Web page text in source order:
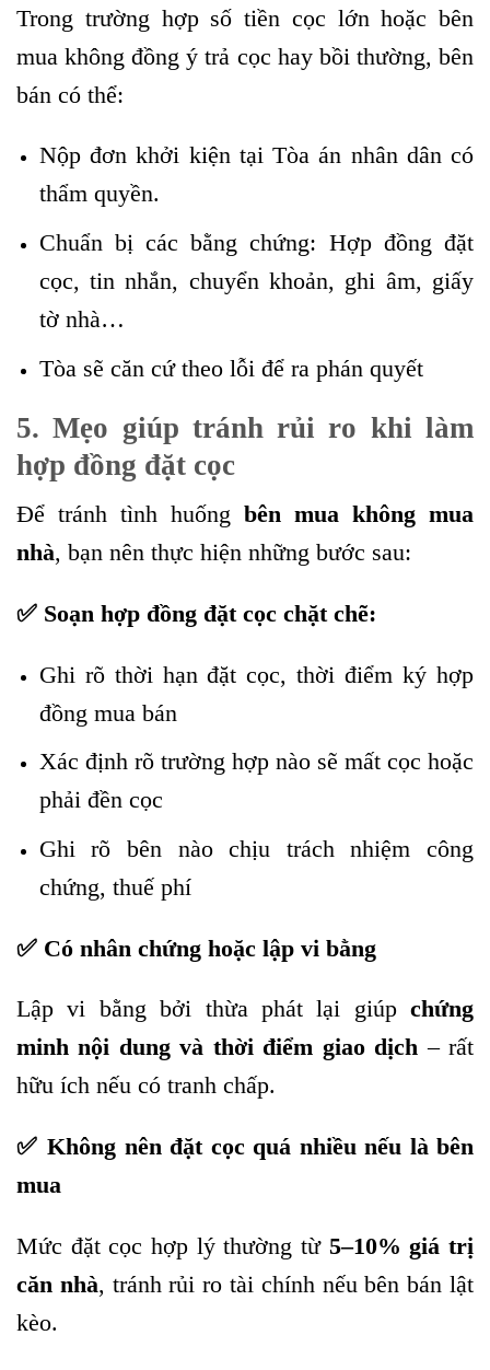
Trong trường hợp số tiền cọc lớn hoặc bên
mua không đồng ý trả cọc hay bồi thường, bên
bán có thể:
Nộpđơn khởi kiện tại Tòa án nhân dân có
thẩm quyền.
Chuẩn bị các bằng chứng: Hợp đồng đặt
cọc, tin nhắn, chuyển khoản, ghi âm, giấy
tờ nhà…
Tòa sẽ căn cứ theo lỗi để ra phán quyết
5. Mẹo giúp tránh rủi ro khi làm
hợp đồng đặt cọc
Để tránh tình huống bên mua không mua
nhà, bạn nên thực hiện những bước sau:
✅ Soạn hợp đồng đặt cọc chặt chẽ:
Ghi rõ thời hạn đặt cọc, thời điểm ký hợp
đồng mua bán
Xác định rõ trường hợp nào sẽ mất cọc hoặc
phải đền cọc
Ghi rõ bên nào chịu trách nhiệm công
chứng, thuế phí
✅ Có nhân chứng hoặc lập vi bằng
Lập vi bằng bởi thừa phát lại giúp chứng
minh nội dung và thời điểm giao dịch – rất
hữu ích nếu có tranh chấp.
✅ Không nên đặt cọc quá nhiều nếu là bên
mua
Mức đặt cọc hợp lý thường từ 5–10% giá trị
căn nhà, tránh rủi ro tài chính nếu bên bán lật
kèo.